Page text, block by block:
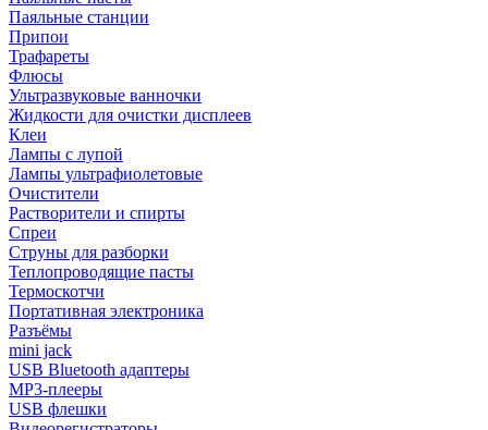
Паяльные станции
Припои
Трафареты
Флюсы
Ультразвуковые ванночки
Жидкости для очистки дисплеев
Клеи
Лампы с лупой
Лампы ультрафиолетовые
Очистители
Растворители и спирты
Спреи
Струны для разборки
Теплопроводящие пасты
Термоскотчи
Портативная электроника
Разъёмы
mini jack
USB Bluetooth адаптеры
MP3-плееры
USB флешки